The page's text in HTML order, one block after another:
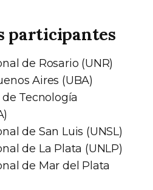
participantes
de Rosario (UNR)
Aires (UBA)
Tecnología
de San Luis (UNSL)
de La Plata (UNLP)
de Mar del Plata